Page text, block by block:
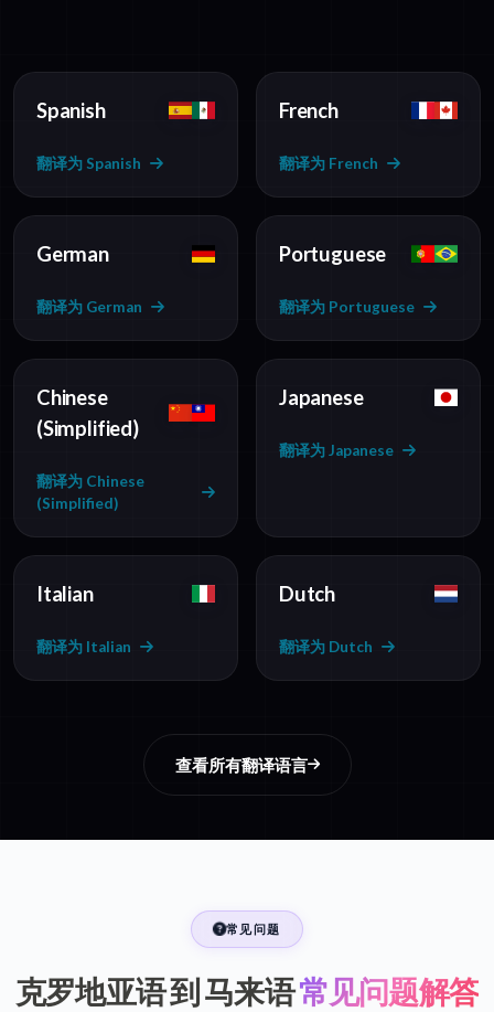
Spanish
翻译为 Spanish
French
翻译为 French
German
翻译为 German
Portuguese
翻译为 Portuguese
Chinese
(Simplified)
翻译为 Chinese
(Simplified)
Japanese
翻译为 Japanese
Italian
翻译为 Italian
Dutch
翻译为 Dutch
查看所有翻译语言
常见问题
克罗地亚语 到 马来语常见问题解答